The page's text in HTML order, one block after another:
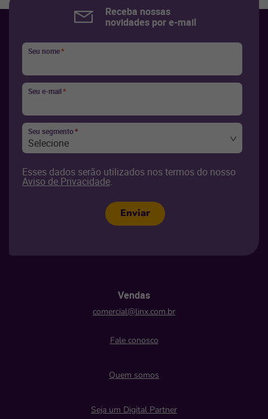
Receba nossas
novidades por e-mail
Seu nome*
Seu e-mail*
Seu segmento*
Selecione
Esses dados serão utilizados nos termos do nosso
Aviso de Privacidade.
Enviar
Vendas
comercial@linx.com.br
Fale conosco
Quem somos
Seja um Digital Partner